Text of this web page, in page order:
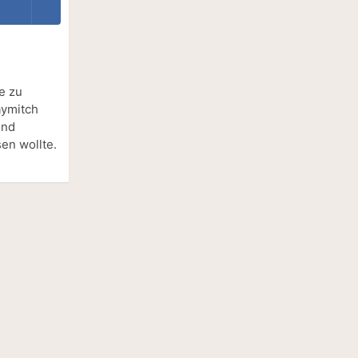
zu
wollte.